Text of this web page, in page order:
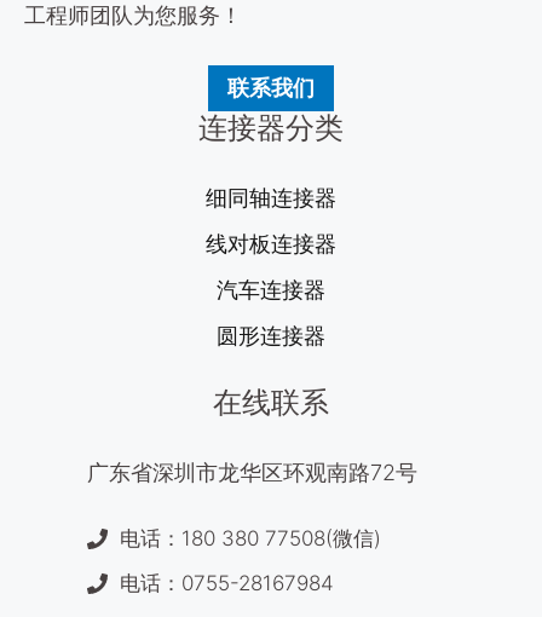
工程师团队为您服务！
联系我们
连接器分类
细同轴连接器
线对板连接器
汽车连接器
圆形连接器
在线联系
广东省深圳市龙华区环观南路72号
电话：180 380 77508(微信)
电话：0755-28167984